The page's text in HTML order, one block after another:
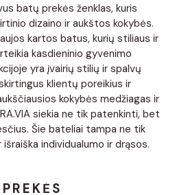
batų prekės ženklas, kuris
dizaino ir aukštos kokybės.
kartos batus, kurių stiliaus ir
kasdieninio gyvenimo
yra įvairių stilių ir spalvų
klientų poreikius ir
kokybės medžiagas ir
siekia ne tik patenkinti, bet
Šie bateliai tampa ne tik
individualumo ir drąsos.